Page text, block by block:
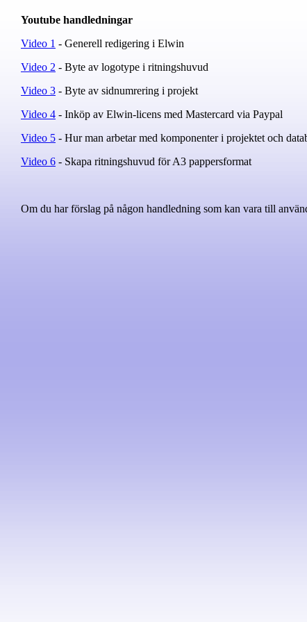
Youtube handledningar
Video 1 - Generell redigering i Elwin
Video 2 - Byte av logotype i ritningshuvud
Video 3 - Byte av sidnumrering i projekt
Video 4 - Inköp av Elwin-licens med Mastercard via Paypal
Video 5 - Hur man arbetar med komponenter i projektet och
Video 6 - Skapa ritningshuvud för A3 pappersformat
Om du har förslag på någon handledning som kan vara till